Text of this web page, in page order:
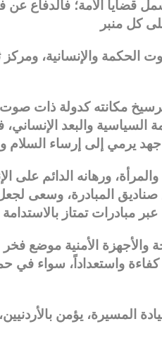
قضايا الأمة؛ فالدفاع
الحكمة والإنسانية،
ترسيخ مكانته كدولة ذات
والبعد
ورهانه الدائم على
المبادرة، وسعى لجعل
الأمنية موضع فخر
واستعداداً، سواء في
المسيرة، يؤمن